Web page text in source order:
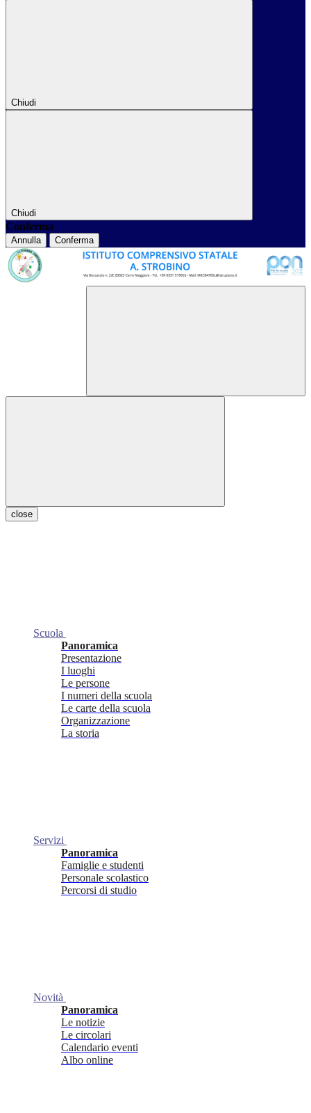
Chiudi
Chiudi
Conferma
Annulla Conferma
close
Scuola
Panoramica
Presentazione
I luoghi
Le persone
I numeri della scuola
Le carte della scuola
Organizzazione
La storia
Servizi
Panoramica
Famiglie e studenti
Personale scolastico
Percorsi di studio
Novità
Panoramica
Le notizie
Le circolari
Calendario eventi
Albo online